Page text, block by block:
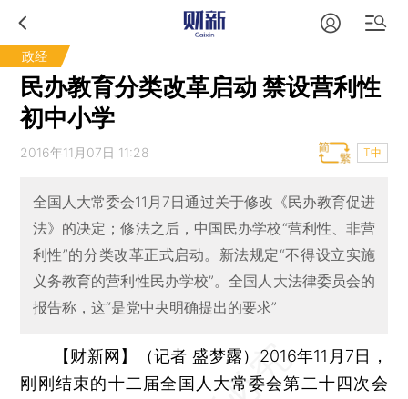
政经
民办教育分类改革启动 禁设营利性
初中小学
2016年11月07日 11:28 T中
全国人大常委会11月7日通过关于修改《民办教育促进
法》的决定；修法之后，中国民办学校“营利性、非营
利性”的分类改革正式启动。新法规定“不得设立实施
义务教育的营利性民办学校”。全国人大法律委员会的
报告称，这“是党中央明确提出的要求”
【财新网】（记者 盛梦露） 2016年11月7日，
刚刚结束的十二届全国人大常委会第二十四次会